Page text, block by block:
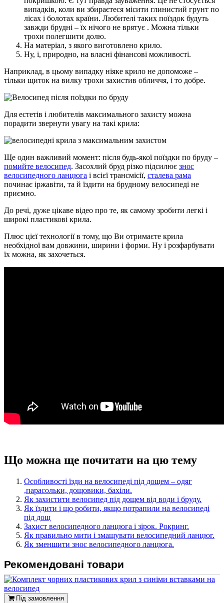
випадків, коли ви збираєтеся місити глинистий грунт по
лісах і болотах країни. Любителі таких поїздок будуть
завжди брудні – їх нічого не врятує . Можна тільки
трохи полегшити долю.
На матеріал, з якого виготовлено крило.
Ну, і, природно, на власні фінансові можливості.
Наприклад, в цьому випадку ніяке крило не допоможе –
тільки щиток на вилку трохи захистив обличчя, і то добре.
Для естетів і любителів максимального захисту можна
порадити звернути увагу на такі крила:
Ще один важливий момент: після будь-якої поїздки по бруду –
помийте велосипед. Засохлий бруд різко підсилює знос
велосипедного ланцюга і всієї трансмісії, сталева рама
починає іржавіти, та й їздити на брудному велосипеді не
приємно.
До речі, дуже цікаве відео про те, як самому зробити легкі і
широкі пластикові крила.
Плюс цієї технології в тому, що Ви отримаєте крила
необхідної вам довжини, ширини і форми. Ну і розфарбувати
їх можна, як захочеться.
Що можна ще почитати на цю тему
Особливості їзди на велосипеді під дощем – одяг
,парасольки, дощовики, бахіли.
Як захистити велосипед під дощем від води і бруду.
Як їздити і що робити, якщо потрапили на велосипеді
під дощ
Захист велосипедного ланцюга і зірок. Рокринг.
Як правильно мити і змащувати велосипедний ланцюг.
Як зменшити знос велосипедного ланцюга.
Рекомендовані товари
Під замовлення